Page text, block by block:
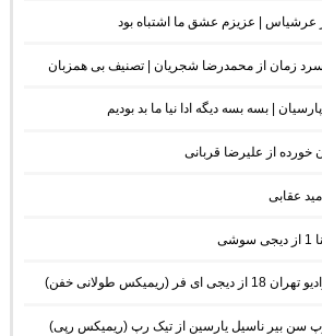
عرشیاس | عزیزم عشق ما اشتباه بود
سرد زمان از محمدرضا شجریان | تصنیف بی همزبان
| بسه بسه دیگه ادا نیا ما بد بودیم
خورده از علیرضا قربانی
عقابی
(ریمیکس طولانی خفن)
سن بیر ناسیل یارسین از تیک رپ (ریمیکس رپی)